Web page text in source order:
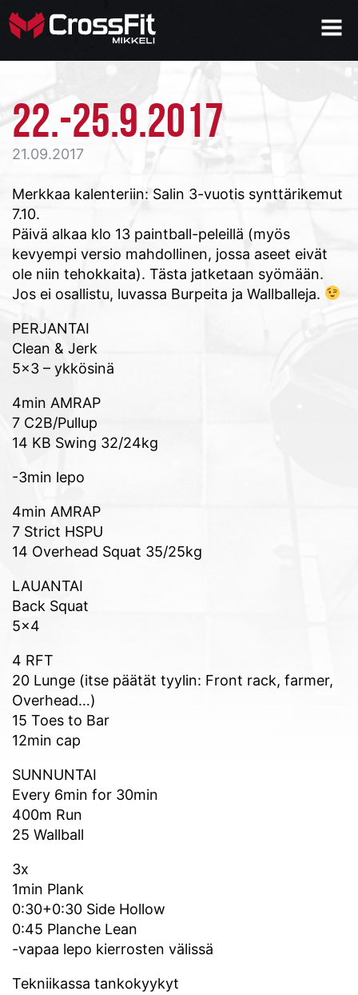
22.-25.9.2017
21.09.2017
Merkkaa kalenteriin: Salin 3-vuotis synttärikemut
7.10.
Päivä alkaa klo 13 paintball-peleillä (myös
kevyempi versio mahdollinen, jossa aseet eivät
ole niin tehokkaita). Tästa jatketaan syömään.
Jos ei osallistu, luvassa Burpeita ja Wallballeja.
PERJANTAI
Clean & Jerk
5×3 – ykkösinä
4min AMRAP
7 C2B/Pullup
14 KB Swing 32/24kg
-3min lepo
4min AMRAP
7 Strict HSPU
14 Overhead Squat 35/25kg
LAUANTAI
Back Squat
5×4
4 RFT
20 Lunge (itse päätät tyylin: Front rack, farmer,
Overhead…)
15 Toes to Bar
12min cap
SUNNUNTAI
Every 6min for 30min
400m Run
25 Wallball
3x
1min Plank
0:30+0:30 Side Hollow
0:45 Planche Lean
-vapaa lepo kierrosten välissä
Tekniikassa tankokyykyt